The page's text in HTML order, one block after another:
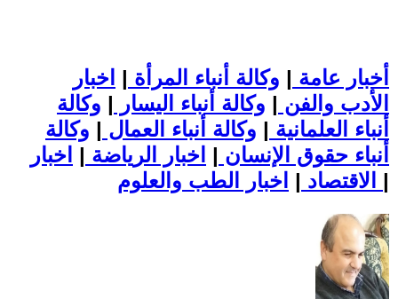
أخبار عامة | وكالة أنباء المرأة | اخبار
الأدب والفن | وكالة أنباء اليسار | وكالة
أنباء العلمانية | وكالة أنباء العمال | وكالة
أنباء حقوق الإنسان | اخبار الرياضة | اخبار
الاقتصاد | |